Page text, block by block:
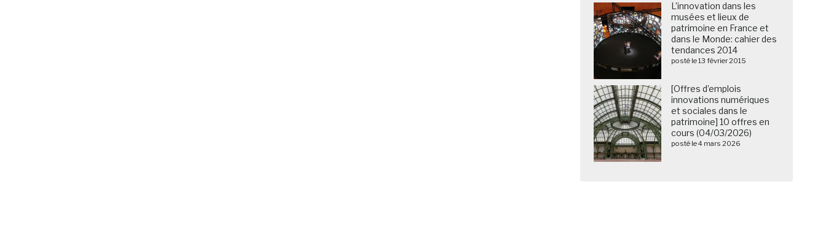
L’innovation dans les
musées et lieux de
patrimoine en France et
dans le Monde: cahier des
tendances 2014
posté le 13 février 2015
[Offres d’emplois
innovations numériques
et sociales dans le
patrimoine] 10 offres en
cours (04/03/2026)
posté le 4 mars 2026